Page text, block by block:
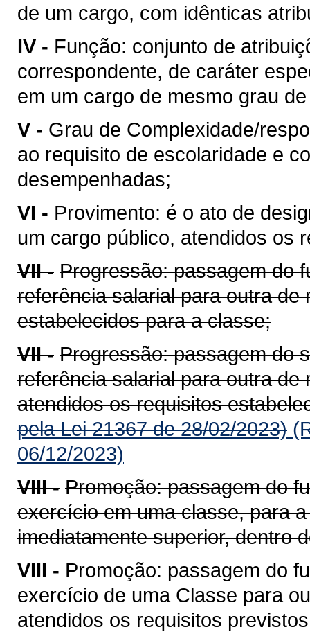
de um cargo, com idênticas
IV - Função: conjunto de
correspondente, de caráter
em um cargo de mesmo grau
V - Grau de Complexidade/
ao requisito de escolaridade e
desempenhadas;
VI - Provimento: é o ato de
um cargo público, atendidos os
VII - Progressão: passagem do
referência salarial para outra
estabelecidos para a classe;
VII - Progressão: passagem do
referência salarial para outra
atendidos os requisitos
pela Lei 21367 de 28/02/2023)
06/12/2023)
VIII - Promoção: passagem do
exercício em uma classe, para
imediatamente superior, dentro
VIII - Promoção: passagem do
exercício de uma Classe para
atendidos os requisitos